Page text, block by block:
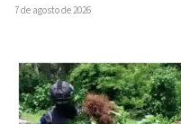
7 de agosto de 2026